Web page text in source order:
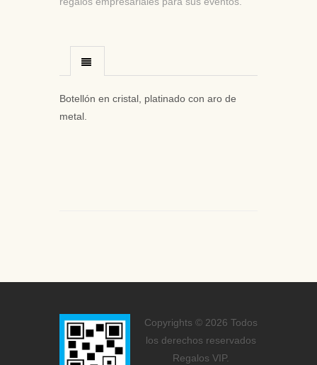
Botellón en cristal, platinado con aro de
metal.
Copyrights © 2026 Todos
los derechos reservados
Regalos VIP.